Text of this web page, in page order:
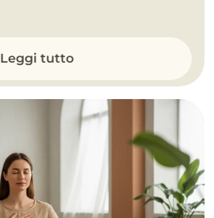
Leggi tutto